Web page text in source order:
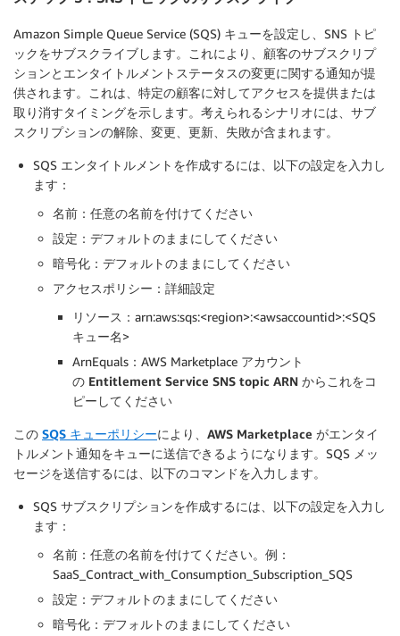
Amazon Simple Queue Service (SQS) キューを設定し、SNS トピ
ックをサブスクライブします。これにより、顧客のサブスクリプ
ションとエンタイトルメントステータスの変更に関する通知が提
供されます。これは、特定の顧客に対してアクセスを提供または
取り消すタイミングを示します。考えられるシナリオには、サブ
スクリプションの解除、変更、更新、失敗が含まれます。
SQS エンタイトルメントを作成するには、以下の設定を入力し
ます：
名前 ：任意の名前を付けてください
設定 ：デフォルトのままにしてください
暗号化 ：デフォルトのままにしてください
アクセスポリシー： 詳細設定
リソース：arn:aws:sqs:<region>:<awsaccountid>:<SQS
キュー名>
ArnEquals：AWS Marketplace アカウント
の Entitlement Service SNS topic ARN からこれをコ
ピーしてください
この SQS キューポリシーにより、 AWS Marketplace がエンタイ
トルメント通知をキューに送信できるようになります。SQS メッ
セージを送信するには、以下のコマンドを入力します。
SQS サブスクリプションを作成するには、以下の設定を入力し
ます：
名前 ：任意の名前を付けてください。例：
SaaS_Contract_with_Consumption_Subscription_SQS
設定 ：デフォルトのままにしてください
暗号化 ：デフォルトのままにしてください